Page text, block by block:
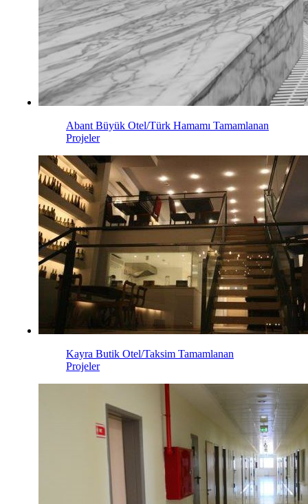
Abant Büyük Otel/Türk Hamamı Tamamlanan
Projeler
Kayra Butik Otel/Taksim Tamamlanan
Projeler